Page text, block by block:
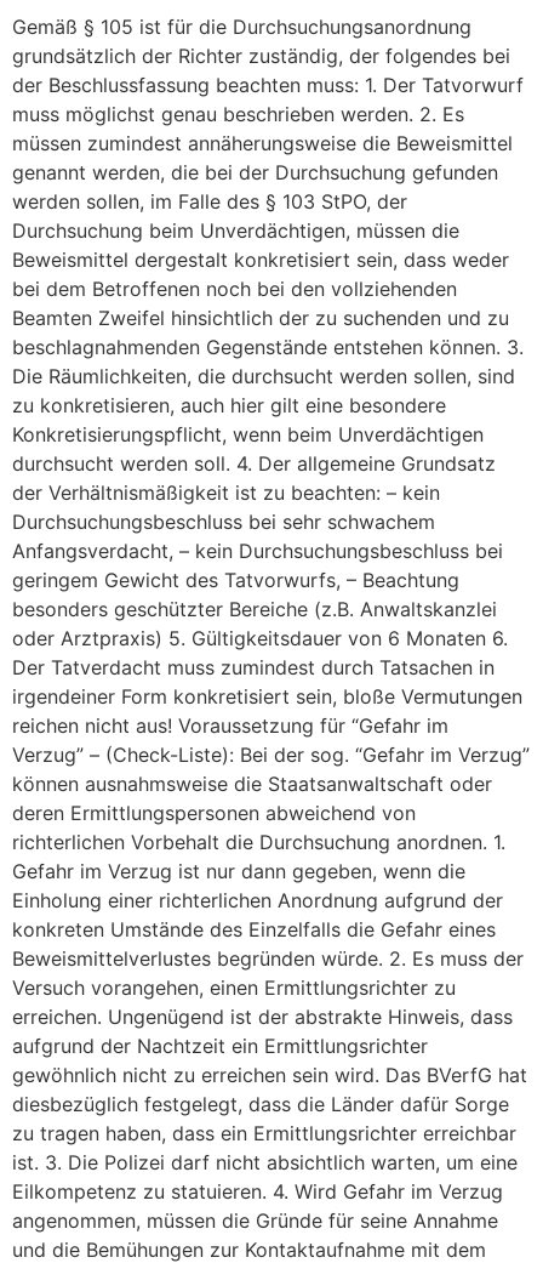
Gemäß § 105 ist für die Durchsuchungsanordnung
grundsätzlich der Richter zuständig, der folgendes bei
der Beschlussfassung beachten muss: 1. Der Tatvorwurf
muss möglichst genau beschrieben werden. 2. Es
müssen zumindest annäherungsweise die Beweismittel
genannt werden, die bei der Durchsuchung gefunden
werden sollen, im Falle des § 103 StPO, der
Durchsuchung beim Unverdächtigen, müssen die
Beweismittel dergestalt konkretisiert sein, dass weder
bei dem Betroffenen noch bei den vollziehenden
Beamten Zweifel hinsichtlich der zu suchenden und zu
beschlagnahmenden Gegenstände entstehen können. 3.
Die Räumlichkeiten, die durchsucht werden sollen, sind
zu konkretisieren, auch hier gilt eine besondere
Konkretisierungspflicht, wenn beim Unverdächtigen
durchsucht werden soll. 4. Der allgemeine Grundsatz
der Verhältnismäßigkeit ist zu beachten: – kein
Durchsuchungsbeschluss bei sehr schwachem
Anfangsverdacht, – kein Durchsuchungsbeschluss bei
geringem Gewicht des Tatvorwurfs, – Beachtung
besonders geschützter Bereiche (z.B. Anwaltskanzlei
oder Arztpraxis) 5. Gültigkeitsdauer von 6 Monaten 6.
Der Tatverdacht muss zumindest durch Tatsachen in
irgendeiner Form konkretisiert sein, bloße Vermutungen
reichen nicht aus! Voraussetzung für “Gefahr im
Verzug” – (Check-Liste): Bei der sog. “Gefahr im Verzug”
können ausnahmsweise die Staatsanwaltschaft oder
deren Ermittlungspersonen abweichend von
richterlichen Vorbehalt die Durchsuchung anordnen. 1.
Gefahr im Verzug ist nur dann gegeben, wenn die
Einholung einer richterlichen Anordnung aufgrund der
konkreten Umstände des Einzelfalls die Gefahr eines
Beweismittelverlustes begründen würde. 2. Es muss der
Versuch vorangehen, einen Ermittlungsrichter zu
erreichen. Ungenügend ist der abstrakte Hinweis, dass
aufgrund der Nachtzeit ein Ermittlungsrichter
gewöhnlich nicht zu erreichen sein wird. Das BVerfG hat
diesbezüglich festgelegt, dass die Länder dafür Sorge
zu tragen haben, dass ein Ermittlungsrichter erreichbar
ist. 3. Die Polizei darf nicht absichtlich warten, um eine
Eilkompetenz zu statuieren. 4. Wird Gefahr im Verzug
angenommen, müssen die Gründe für seine Annahme
und die Bemühungen zur Kontaktaufnahme mit dem